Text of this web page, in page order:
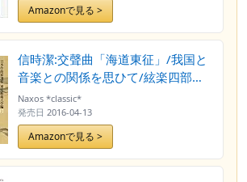
Amazonで見る >
信時潔:交聲曲「海道東征」/我国と
音楽との関係を思ひて/絃楽四部合
奏 - 弦楽オーケストラ版 -[SACD-
Hybrid]
Naxos *classic*
発売日 2016-04-13
Amazonで見る >